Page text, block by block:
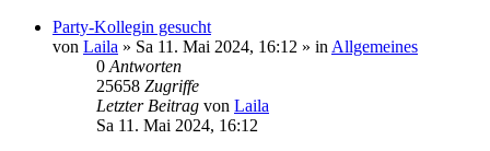
Party-Kollegin gesucht
von Laila » Sa 11. Mai 2024, 16:12 » in Allgemeines
0 Antworten
25658 Zugriffe
Letzter Beitrag von Laila
Sa 11. Mai 2024, 16:12